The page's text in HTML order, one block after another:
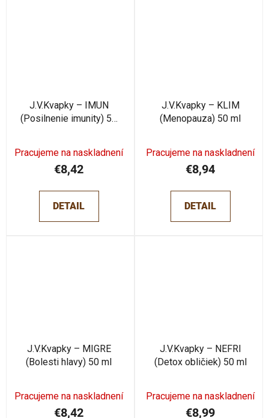
J.V.Kvapky – IMUN
(Posilnenie imunity) 50
Pracujeme na naskladnení
€8,42
DETAIL
J.V.Kvapky – KLIM
(Menopauza) 50 ml
Pracujeme na naskladnení
€8,94
DETAIL
J.V.Kvapky – MIGRE
(Bolesti hlavy) 50 ml
Pracujeme na naskladnení
€8,42
J.V.Kvapky – NEFRI
(Detox obličiek) 50 ml
Pracujeme na naskladnení
€8,99